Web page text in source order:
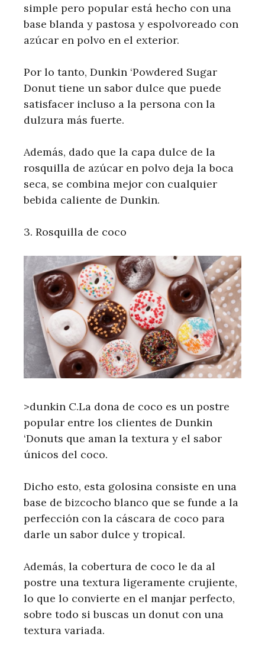
simple pero popular está hecho con una
base blanda y pastosa y espolvoreado con
azúcar en polvo en el exterior.
Por lo tanto, Dunkin ‘Powdered Sugar
Donut tiene un sabor dulce que puede
satisfacer incluso a la persona con la
dulzura más fuerte.
Además, dado que la capa dulce de la
rosquilla de azúcar en polvo deja la boca
seca, se combina mejor con cualquier
bebida caliente de Dunkin.
3. Rosquilla de coco
>dunkin C.La dona de coco es un postre
popular entre los clientes de Dunkin
‘Donuts que aman la textura y el sabor
únicos del coco.
Dicho esto, esta golosina consiste en una
base de bizcocho blanco que se funde a la
perfección con la cáscara de coco para
darle un sabor dulce y tropical.
Además, la cobertura de coco le da al
postre una textura ligeramente crujiente,
lo que lo convierte en el manjar perfecto,
sobre todo si buscas un donut con una
textura variada.